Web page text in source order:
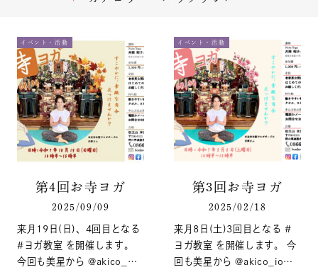
イベント・活動
第4回お寺ヨガ
2025/09/09
来月19日(日)、4回目となる
#ヨガ教室 を開催します。
今回も美星から @akico_…
イベント・活動
第3回お寺ヨガ
2025/02/18
来月8日(土)3回目となる #
ヨガ教室 を開催します。 今
回も美星から @akico_io…